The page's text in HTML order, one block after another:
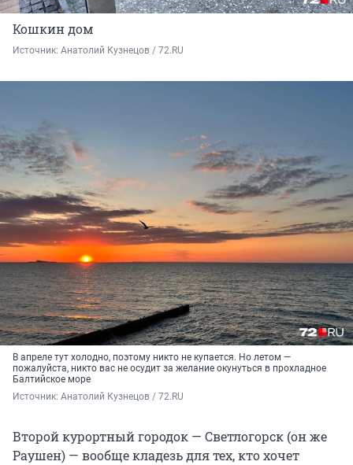
Кошкин дом
Источник: Анатолий Кузнецов / 72.RU
В апреле тут холодно, поэтому никто не купается. Но летом —
пожалуйста, никто вас не осудит за желание окунуться в прохладное
Балтийское море
Источник: Анатолий Кузнецов / 72.RU
Второй курортный городок — Светлогорск (он же
Раушен) — вообще кладезь для тех, кто хочет